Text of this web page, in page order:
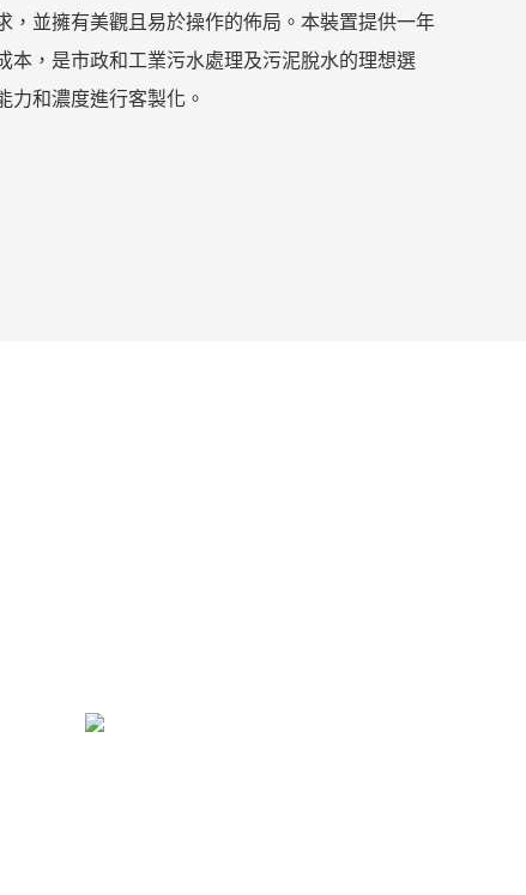
，並擁有美觀且易於操作的佈局。本裝置提供一年
本，是市政和工業污水處理及污泥脫水的理想選
力和濃度進行客製化。